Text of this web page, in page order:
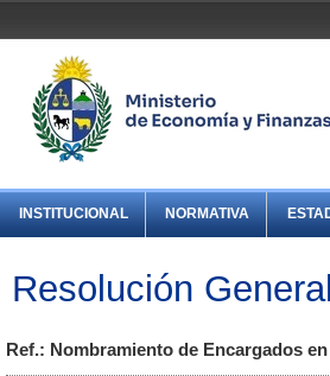
INSTITUCIONAL NORMATIVA
Resolución
Ref.: Nombramiento de Encargados